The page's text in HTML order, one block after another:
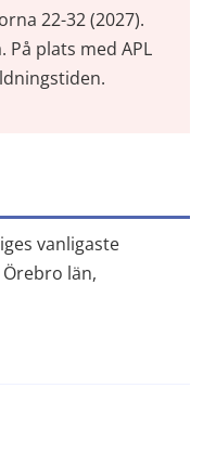
22-32 (2027).
På plats med APL
vanligaste
län,